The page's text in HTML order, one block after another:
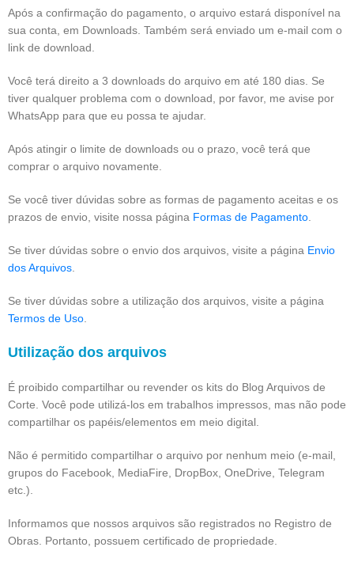
Após a confirmação do pagamento, o arquivo estará disponível na
sua conta, em Downloads. Também será enviado um e-mail com o
link de download.
Você terá direito a 3 downloads do arquivo em até 180 dias. Se
tiver qualquer problema com o download, por favor, me avise por
WhatsApp para que eu possa te ajudar.
Após atingir o limite de downloads ou o prazo, você terá que
comprar o arquivo novamente.
Se você tiver dúvidas sobre as formas de pagamento aceitas e os
prazos de envio, visite nossa página Formas de Pagamento
Se tiver dúvidas sobre o envio dos arquivos, visite a página Envio
dos Arquivos
Se tiver dúvidas sobre a utilização dos arquivos, visite a página
Termos de Uso
Utilização dos arquivos
É proibido compartilhar ou revender os kits do Blog Arquivos de
Corte. Você pode utilizá-los em trabalhos impressos, mas não pode
compartilhar os papéis/elementos em meio digital.
Não é permitido compartilhar o arquivo por nenhum meio (e-mail,
grupos do Facebook, MediaFire, DropBox, OneDrive, Telegram
etc.).
Informamos que nossos arquivos são registrados no Registro de
Obras. Portanto, possuem certificado de propriedade.